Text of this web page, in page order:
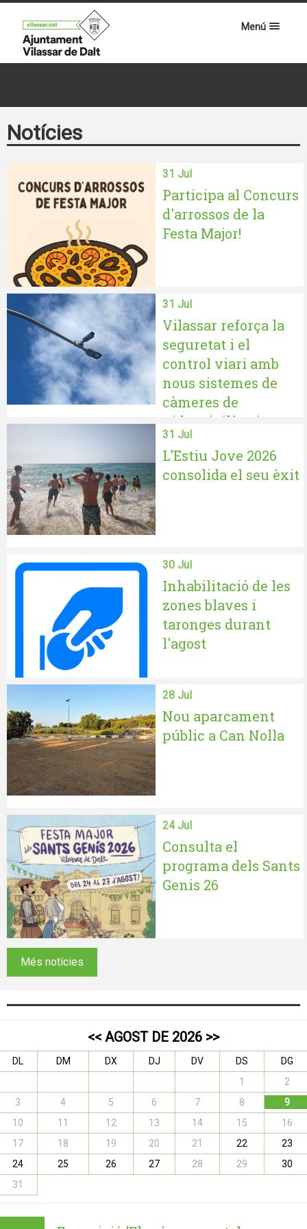
Menú
Notícies
31 Jul
Participa al Concurs
d'arrossos de la
Festa Major!
31 Jul
Vilassar reforça la
seguretat i el
control viari amb
nous sistemes de
càmeres de
videovigilància
31 Jul
L'Estiu Jove 2026
consolida el seu èxit
30 Jul
Inhabilitació de les
zones blaves i
taronges durant
l'agost
28 Jul
Nou aparcament
públic a Can Nolla
24 Jul
Consulta el
programa dels Sants
Genis 26
Més notícies
<< AGOST DE 2026 >>
DL DM DX DJ DV DS
DG
1
2
3
4 5 6 7 8
9
10
11 12 13 14 15
16
17
18 19 20 21 22
23
24
25 26 27 28 29
30
31